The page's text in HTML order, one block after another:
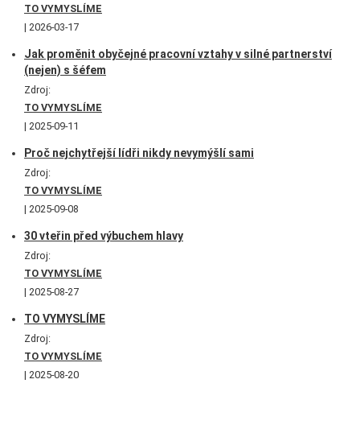
TO VYMYSLÍME
2026-03-17
Jak proměnit obyčejné pracovní vztahy v silné partnerství
(nejen) s šéfem
Zdroj:
TO VYMYSLÍME
2025-09-11
Proč nejchytřejší lídři nikdy nevymýšlí sami
Zdroj:
TO VYMYSLÍME
2025-09-08
30 vteřin před výbuchem hlavy
Zdroj:
TO VYMYSLÍME
2025-08-27
TO VYMYSLÍME
Zdroj:
TO VYMYSLÍME
2025-08-20